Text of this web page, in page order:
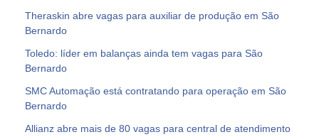
Theraskin abre vagas para auxiliar de produção em São
Bernardo
Toledo: líder em balanças ainda tem vagas para São
Bernardo
SMC Automação está contratando para operação em São
Bernardo
Allianz abre mais de 80 vagas para central de atendimento